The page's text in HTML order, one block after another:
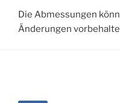
Die Abmessungen
Änderungen